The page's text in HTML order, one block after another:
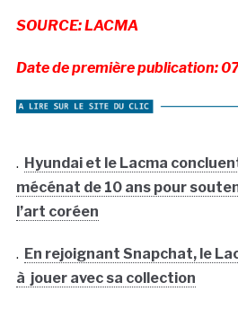
SOURCE: LACMA
Date de première publication:
. Hyundai et le Lacma
mécénat de 10 ans pour
l’art coréen
. En rejoignant Snapchat, le
à jouer avec sa collection